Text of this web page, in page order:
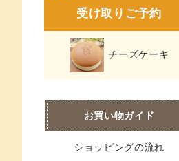
受け取りご予約
チーズケーキ
お買い物ガイド
ショッピングの流れ